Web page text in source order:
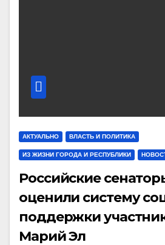
АКТУАЛЬНО ВЛАСТЬ И ПОЛИТИКА
ИЗ ЖИЗНИ ГОРОДА И РЕСПУБЛИКИ
Российские
оценили систему
поддержки
Марий Эл